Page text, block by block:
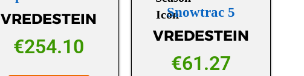
VREDESTEIN
€254.10
Snowtrac 5
VREDESTEIN
€61.27